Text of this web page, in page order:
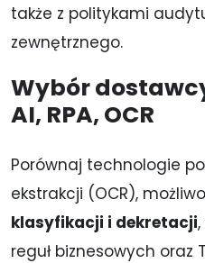
także z politykami
zewnętrznego.
Wybór
AI, RPA, OCR
Porównaj technologie
ekstrakcji (OCR),
klasyfikacji i dekretacji
reguł biznesowych oraz